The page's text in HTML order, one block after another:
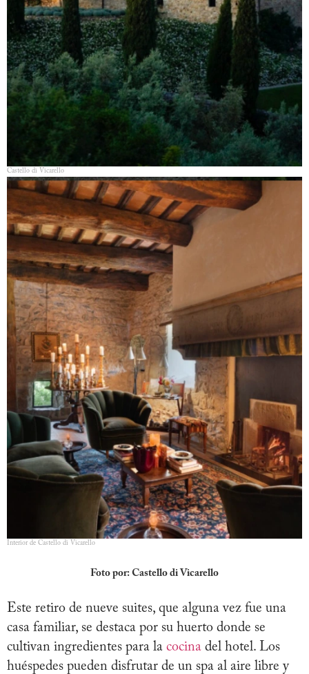
Castello di Vicarello
Interior de Castello di Vicarello
Foto por: Castello di Vicarello
Este retiro de nueve suites, que alguna vez fue una
casa familiar, se destaca por su huerto donde se
cultivan ingredientes para la cocina del hotel. Los
huéspedes pueden disfrutar de un spa al aire libre y